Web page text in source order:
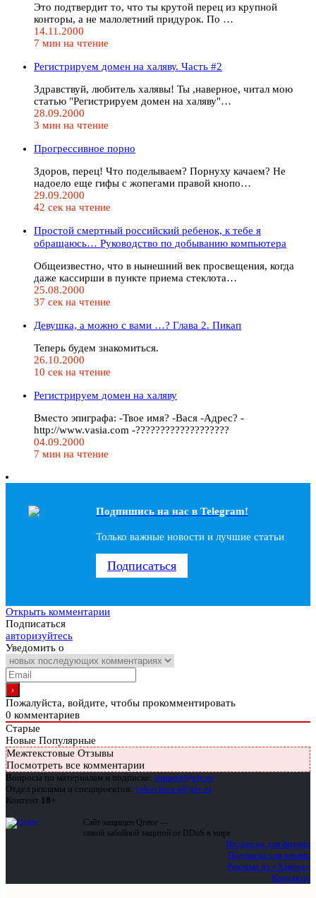
Это подтвердит то, что ты крутой перец из крупной
конторы, а не малолетний придурок. По …
14.11.2000
7 мин на чтение
Регистрируем домен на халяву. Часть #2
Здравствуй, любитель халявы! Ты ,наверное, читал мою
статью "Регистрируем домен на халяву"…
28.09.2000
3 мин на чтение
Прогрессивное порно
Здоров, перец! Что поделываем? Порнуху качаем? Не
надоело еще гифы с жопегами правой кнопо…
29.09.2000
42 сек на чтение
Простой смертный российский ребенок, к тебе я
обращаюсь… Руководство по добыванию компьютера
Общеизвестно, что в нынешний век просвещения, когда
даже кассирши в пункте приема стеклота…
25.08.2000
37 сек на чтение
Девушка, а можно с вами …? Глава 2. Пикап
Теперь будем знакомиться.
26.10.2000
10 сек на чтение
Регистрируем домен на халяву
Вместо эпиграфа: -Твое имя? -Вася -Адрес? -
http://www.vasia.com -???????????????????
04.09.2000
7 мин на чтение
Подпишись на наc в Telegram!
Только важные новости и лучшие статьи
Подписаться
Открыть комментарии
Подписаться
авторизуйтесь
Уведомить о
Пожалуйста, войдите, чтобы прокомментировать
0 комментариев
Старые
Новые Популярные
Межтекстовые Отзывы
Посмотреть все комментарии
Вопросы по материалам и подписке: support@glc.ru
Отдел рекламы и спецпроектов: yakovleva.a@glc.ru
Контент 18+
Сайт защищен Qrator —
самой забойной защитой от DDoS в мире
Подписка для физлиц
Подписка для юрлиц
Реклама на «Хакере»
Контакты